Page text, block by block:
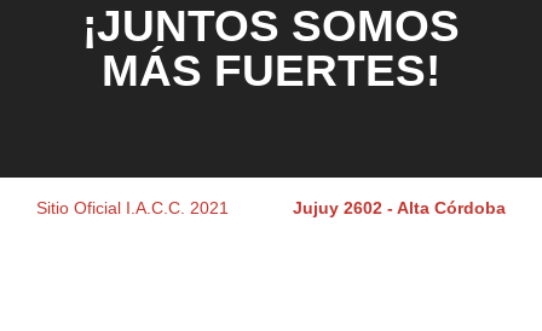
¡JUNTOS SOMOS
MÁS FUERTES!
Sitio Oficial I.A.C.C. 2021 Jujuy 2602 - Alta Córdoba